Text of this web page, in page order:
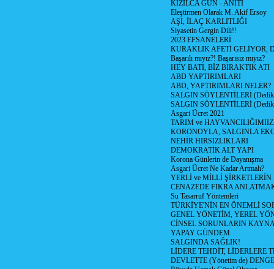
KIZILCA GÜN - ANITI
Eleştirmen Olarak M. Akif Ersoy
AŞI, İLAÇ KARLITLIĞI
Siyasetin Gergin Dili!!
2023 EFSANELERİ
KURAKLIK AFETİ GELİYOR,
Başarılı mıyız?! Başarısız mıyız?
HEY BATI, BİZ BIRAKTIK ATI
ABD YAPTIRIMLARI
ABD, YAPTIRIMLARI NELER?
SALGIN SÖYLENTİLERİ
SALGIN SÖYLENTİLERİ
Asgari Ücret 2021
TARIM ve
KORONOYLA, SALGINLA
NEHİR HIRSIZLIKLARI
DEMOKRATİK ALT YAPI
Korona Günlerin de Dayanışma
Asgari Ücret Ne Kadar Artmalı?
YERLİ ve MİLLİ
CENAZEDE FIKRA
Su Tasarruf Yöntemleri
TÜRKİYE'NİN EN ÖNEMLİ
GENEL YÖNETİM, YEREL
CİNSEL SORUNLARIN
YAPAY GÜNDEM
SALGINDA SAĞLIK!
LİDERE TEHDİT, LİDERLERE
DEVLETTE (Yönetim de)